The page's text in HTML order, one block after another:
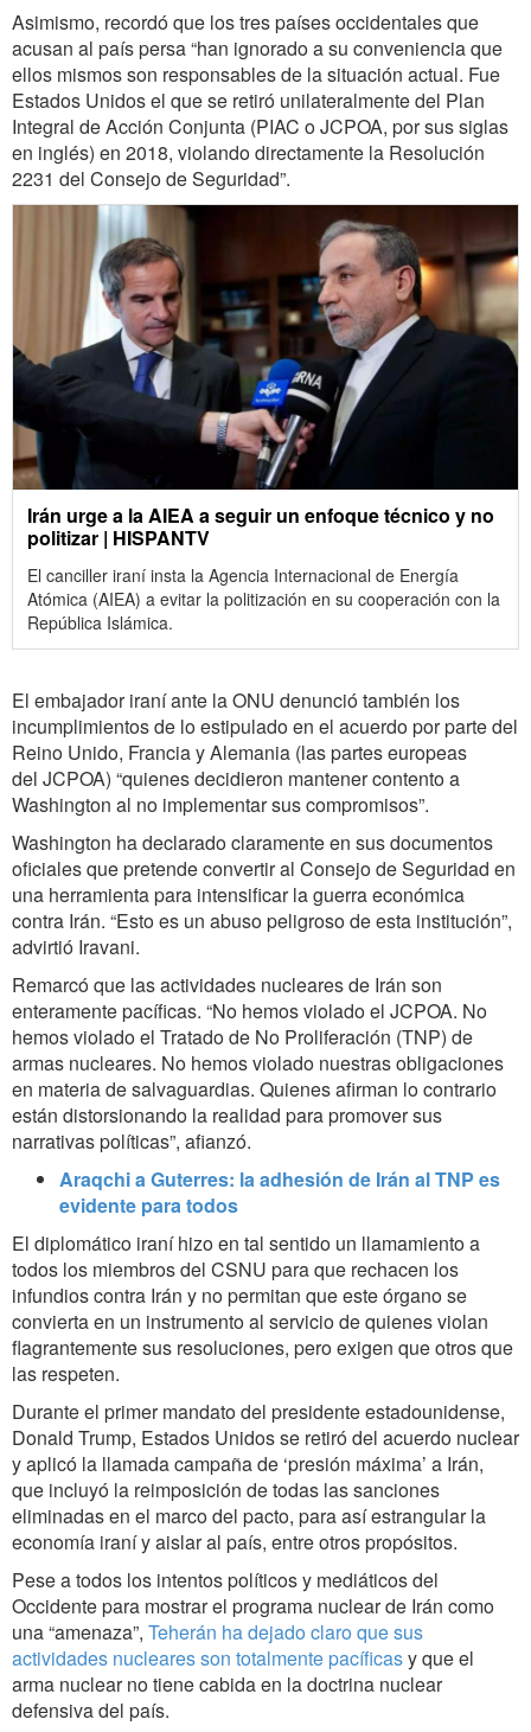
Asimismo, recordó que los tres países occidentales que
acusan al país persa “han ignorado a su conveniencia que
ellos mismos son responsables de la situación actual. Fue
Estados Unidos el que se retiró unilateralmente del Plan
Integral de Acción Conjunta (PIAC o JCPOA, por sus siglas
en inglés) en 2018, violando directamente la Resolución
2231 del Consejo de Seguridad”.
Irán urge a la AIEA a seguir un enfoque técnico y no
politizar | HISPANTV
El canciller iraní insta la Agencia Internacional de Energía
Atómica (AIEA) a evitar la politización en su cooperación con la
República Islámica.
El embajador iraní ante la ONU denunció también los
incumplimientos de lo estipulado en el acuerdo por parte del
Reino Unido, Francia y Alemania (las partes europeas
del JCPOA) “quienes decidieron mantener contento a
Washington al no implementar sus compromisos”.
Washington ha declarado claramente en sus documentos
oficiales que pretende convertir al Consejo de Seguridad en
una herramienta para intensificar la guerra económica
contra Irán. “Esto es un abuso peligroso de esta institución”,
advirtió Iravani.
Remarcó que las actividades nucleares de Irán son
enteramente pacíficas. “No hemos violado el JCPOA. No
hemos violado el Tratado de No Proliferación (TNP) de
armas nucleares. No hemos violado nuestras obligaciones
en materia de salvaguardias. Quienes afirman lo contrario
están distorsionando la realidad para promover sus
narrativas políticas”, afianzó.
Araqchi a Guterres: la adhesión de Irán al TNP es
evidente para todos
El diplomático iraní hizo en tal sentido un llamamiento a
todos los miembros del CSNU para que rechacen los
infundios contra Irán y no permitan que este órgano se
convierta en un instrumento al servicio de quienes violan
flagrantemente sus resoluciones, pero exigen que otros que
las respeten.
Durante el primer mandato del presidente estadounidense,
Donald Trump, Estados Unidos se retiró del acuerdo nuclear
y aplicó la llamada campaña de ‘presión máxima’ a Irán,
que incluyó la reimposición de todas las sanciones
eliminadas en el marco del pacto, para así estrangular la
economía iraní y aislar al país, entre otros propósitos.
Pese a todos los intentos políticos y mediáticos del
Occidente para mostrar el programa nuclear de Irán como
una “amenaza”, Teherán ha dejado claro que sus
actividades nucleares son totalmente pacíficasy que el
arma nuclear no tiene cabida en la doctrina nuclear
defensiva del país.